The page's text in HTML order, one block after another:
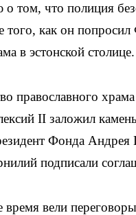
том, что полиция
того, как он
в эстонской столице.
православного
II заложил
Фонда
подписали
вели